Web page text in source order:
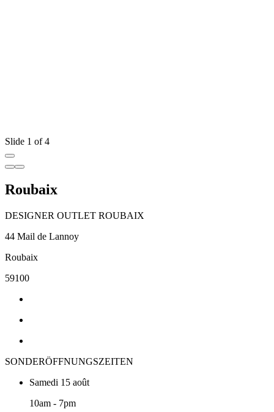
Slide 1 of 4
Roubaix
DESIGNER OUTLET ROUBAIX
44 Mail de Lannoy
Roubaix
59100
SONDERÖFFNUNGSZEITEN
Samedi 15 août
10am - 7pm